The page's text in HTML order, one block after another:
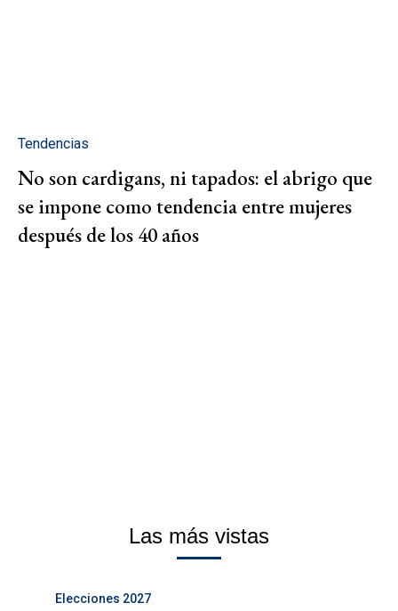
Tendencias
No son cardigans, ni tapados: el abrigo que
se impone como tendencia entre mujeres
después de los 40 años
Las más vistas
Elecciones 2027